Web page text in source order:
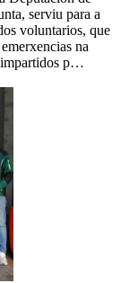
serviu para a
voluntarios, que
na
impartidos p…